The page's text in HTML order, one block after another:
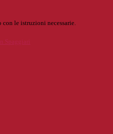
le istruzioni necessarie.
Spaggiari